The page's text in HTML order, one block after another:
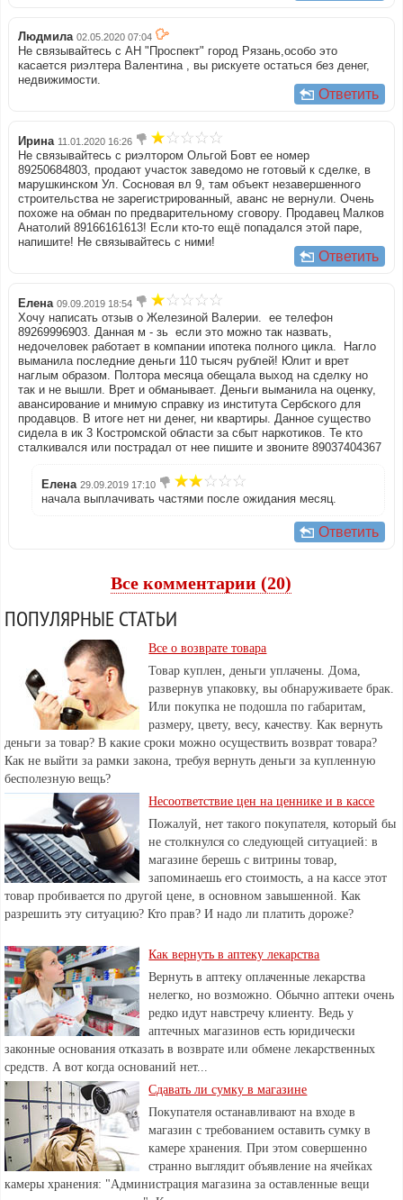
Людмила 02.05.2020 07:04
Не связывайтесь с АН "Проспект" город Рязань,особо это
касается риэлтера Валентина , вы рискуете остаться без денег,
недвижимости.
Ответить
Ирина 11.01.2020 16:26
Не связывайтесь с риэлтором Ольгой Бовт ее номер
89250684803, продают участок заведомо не готовый к сделке, в
марушкинском Ул. Сосновая вл 9, там объект незавершенного
строительства не зарегистрированный, аванс не вернули. Очень
похоже на обман по предварительному сговору. Продавец Малков
Анатолий 89166161613! Если кто-то ещё попадался этой паре,
напишите! Не связывайтесь с ними!
Ответить
Елена 09.09.2019 18:54
Хочу написать отзыв о Железиной Валерии. ее телефон
89269996903. Данная м - зь если это можно так назвать,
недочеловек работает в компании ипотека полного цикла. Нагло
выманила последние деньги 110 тысяч рублей! Юлит и врет
наглым образом. Полтора месяца обещала выход на сделку но
так и не вышли. Врет и обманывает. Деньги выманила на оценку,
авансирование и мнимую справку из института Сербского для
продавцов. В итоге нет ни денег, ни квартиры. Данное существо
сидела в ик 3 Костромской области за сбыт наркотиков. Те кто
сталкивался или пострадал от нее пишите и звоните 89037404367
Елена 29.09.2019 17:10
начала выплачивать частями после ожидания месяц.
Ответить
Все комментарии (20)
ПОПУЛЯРНЫЕ СТАТЬИ
Все о возврате товара
Товар куплен, деньги уплачены. Дома,
развернув упаковку, вы обнаруживаете брак.
Или покупка не подошла по габаритам,
размеру, цвету, весу, качеству. Как вернуть
деньги за товар? В какие сроки можно осуществить возврат товара?
Как не выйти за рамки закона, требуя вернуть деньги за купленную
бесполезную вещь?
Несоответствие цен на ценнике и в кассе
Пожалуй, нет такого покупателя, который бы
не столкнулся со следующей ситуацией: в
магазине берешь с витрины товар,
запоминаешь его стоимость, а на кассе этот
товар пробивается по другой цене, в основном завышенной. Как
разрешить эту ситуацию? Кто прав? И надо ли платить дороже?
Как вернуть в аптеку лекарства
Вернуть в аптеку оплаченные лекарства
нелегко, но возможно. Обычно аптеки очень
редко идут навстречу клиенту. Ведь у
аптечных магазинов есть юридически
законные основания отказать в возврате или обмене лекарственных
средств. А вот когда оснований нет...
Сдавать ли сумку в магазине
Покупателя останавливают на входе в
магазин с требованием оставить сумку в
камере хранения. При этом совершенно
странно выглядит объявление на ячейках
камеры хранения: "Администрация магазина за оставленные вещи